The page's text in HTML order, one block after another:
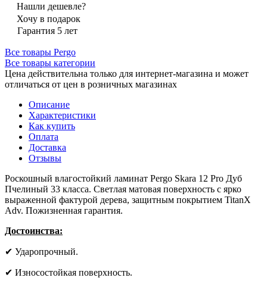
Нашли дешевле?
Хочу в подарок
Гарантия 5 лет
Все товары Pergo
Все товары категории
Цена действительна только для интернет-магазина и может
отличаться от цен в розничных магазинах
Описание
Характеристики
Как купить
Оплата
Доставка
Отзывы
Роскошный влагостойкий ламинат Pergo Skara 12 Pro Дуб
Пчелиный 33 класса. Светлая матовая поверхность с ярко
выраженной фактурой дерева, защитным покрытием TitanX
Adv. Пожизненная гарантия.
Достоинства:
✔ Ударопрочный.
✔ Износостойкая поверхность.